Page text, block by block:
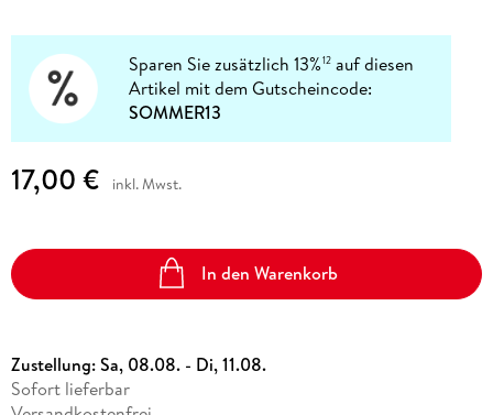
Sparen Sie zusätzlich 13%12 auf diesen
Artikel mit dem Gutscheincode:
SOMMER13
17,00 € inkl. Mwst.
In den Warenkorb
Zustellung:Sa, 08.08. - Di, 11.08.
Sofort lieferbar